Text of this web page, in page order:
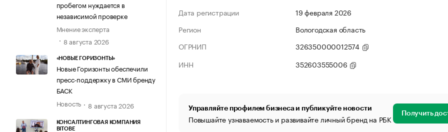
пробегом нуждается в
независимой проверке
Мнение эксперта
8 августа 2026
«НОВЫЕ ГОРИЗОНТЫ»
Новые Горизонты обеспечили
пресс-поддержку в СМИ бренду
БАСК
Новость
8 августа 2026
КОНСАЛТИНГОВАЯ КОМПАНИЯ
BITOBE
Дата регистрации
19 февраля 2026
Регион
Вологодская область
ОГРНИП
326350000012574
ИНН
352603555006
Управляйте профилем бизнеса и публикуйте новости
Повышайте узнаваемость и развивайте личный бренд на РБК Получить